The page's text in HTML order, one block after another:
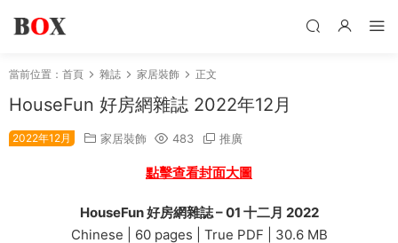
當前位置： 首頁 雜誌 家居裝飾 正文
HouseFun 好房網雜誌 2022年12月
2022年12月 家居裝飾 483 推廣
點擊查看封面大圖
HouseFun 好房網雜誌 – 01 十二月 2022
Chinese | 60 pages | True PDF | 30.6 MB